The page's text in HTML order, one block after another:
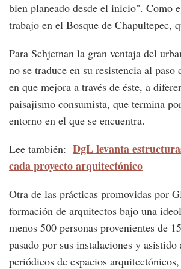
bien planeado desde el inicio". Como
trabajo en el Bosque de Chapultepec,
Para Schjetnan la gran ventaja del
no se traduce en su resistencia al
en que mejora a través de éste, a
paisajismo consumista, que termina
entorno en el que se encuentra.
Lee también: DgL levanta
cada proyecto arquitectónico
Otra de las prácticas promovidas por
formación de arquitectos bajo una
menos 500 personas provenientes de
pasado por sus instalaciones y
periódicos de espacios